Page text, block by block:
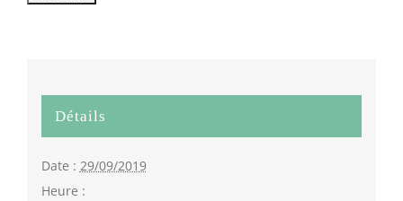
Détails
Date : 29/09/2019
Heure :